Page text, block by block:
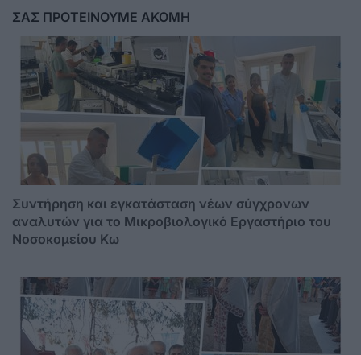
ΣΑΣ ΠΡΟΤΕΙΝΟΥΜΕ ΑΚΟΜΗ
Συντήρηση και εγκατάσταση νέων σύγχρονων
αναλυτών για το Μικροβιολογικό Εργαστήριο του
Νοσοκομείου Κω